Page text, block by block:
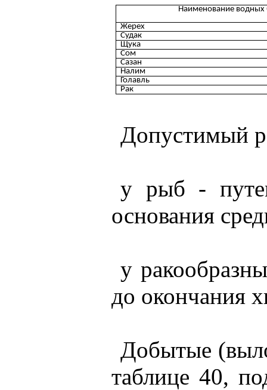
Наименование водных
Жерех
Судак
Щука
Сом
Сазан
Налим
Голавль
Рак
Допустимый
у рыб -
основания
у
до окончания
Добытые
таблице 40,